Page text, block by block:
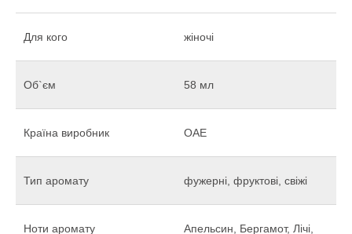
Для кого жіночі
Об`єм 58 мл
Країна виробник ОАЕ
Тип аромату фужерні, фруктові, свіжі
Ноти аромату
Апельсин, Бергамот, Лічі,